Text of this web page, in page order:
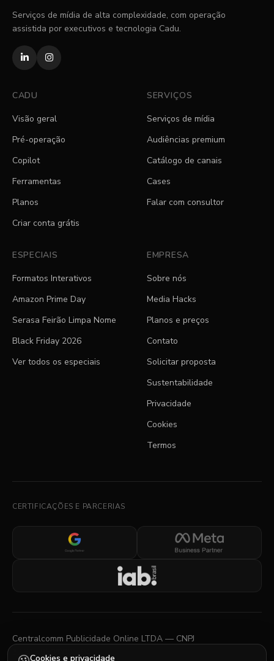
Serviços de mídia de alta complexidade, com operação
assistida por executivos e tecnologia Cadu.
CADU
Visão geral
Pré-operação
Copilot
Ferramentas
Planos
Criar conta grátis
SERVIÇOS
Serviços de mídia
Audiências premium
Catálogo de canais
Cases
Falar com consultor
ESPECIAIS
Formatos Interativos
Amazon Prime Day
Serasa Feirão Limpa Nome
Black Friday 2026
Ver todos os especiais
EMPRESA
Sobre nós
Media Hacks
Planos e preços
Contato
Solicitar proposta
Sustentabilidade
Privacidade
Cookies
Termos
CERTIFICAÇÕES E PARCERIAS
Centralcomm Publicidade Online LTDA — CNPJ
Cookies e privacidade